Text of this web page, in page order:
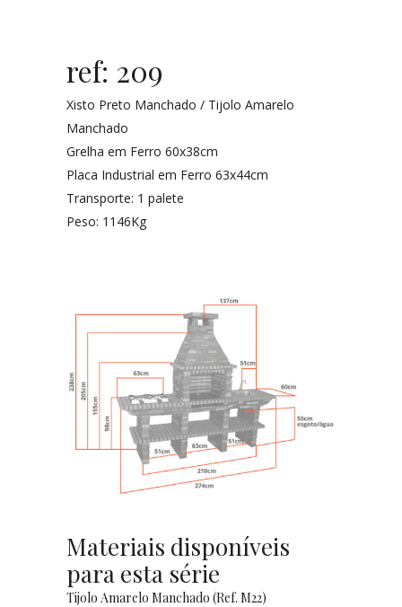
ref: 209
Xisto Preto Manchado / Tijolo Amarelo
Manchado
Grelha em Ferro 60x38cm
Placa Industrial em Ferro 63x44cm
Transporte: 1 palete
Peso: 1146Kg
Materiais disponíveis
para esta série
Tijolo Amarelo Manchado (Ref. M22)